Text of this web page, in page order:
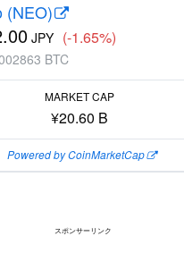
(NEO)
JPY (-1.65%)
BTC
MARKET CAP
¥20.60 B
Powered by CoinMarketCap
スポンサーリンク